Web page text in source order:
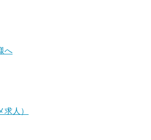
へ
人）